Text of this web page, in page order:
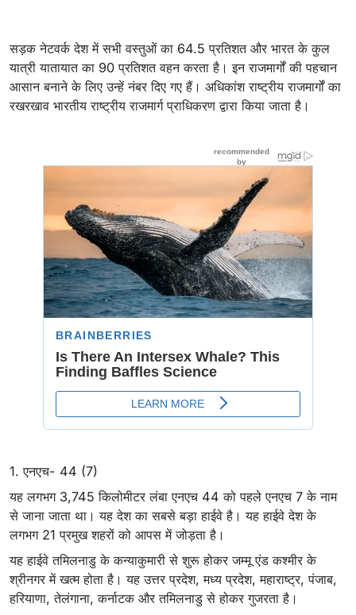
सड़क नेटवर्क देश में सभी वस्तुओं का 64.5 प्रतिशत और भारत के कुल
यात्री यातायात का 90 प्रतिशत वहन करता है। इन राजमार्गों की पहचान
आसान बनाने के लिए उन्हें नंबर दिए गए हैं। अधिकांश राष्ट्रीय राजमार्गों का
रखरखाव भारतीय राष्ट्रीय राजमार्ग प्राधिकरण द्वारा किया जाता है।
1. एनएच- 44 (7)
यह लगभग 3,745 किलोमीटर लंबा एनएच 44 को पहले एनएच 7 के नाम
से जाना जाता था। यह देश का सबसे बड़ा हाईवे है। यह हाईवे देश के
लगभग 21 प्रमुख शहरों को आपस में जोड़ता है।
यह हाईवे तमिलनाडु के कन्याकुमारी से शुरू होकर जम्मू एंड कश्मीर के
श्रीनगर में खत्‍म होता है। यह उत्तर प्रदेश, मध्य प्रदेश, महाराष्ट्र, पंजाब,
हरियाणा, तेलंगाना, कर्नाटक और तमिलनाडु से होकर गुजरता है।